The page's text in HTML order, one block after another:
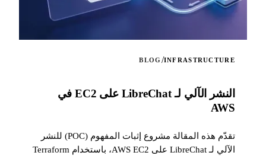
INFRASTRUCTURE
/
BLOG
النشر الآلي لـ LibreChat على EC2 في
AWS
تقدّم هذه المقالة مشروع إثبات المفهوم (POC) للنشر
الآلي لـ LibreChat على AWS EC2، باستخدام Terraform